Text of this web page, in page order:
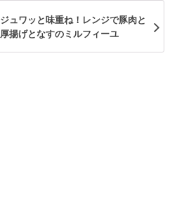
ジュワッと味重ね！レンジで豚肉と
厚揚げとなすのミルフィーユ